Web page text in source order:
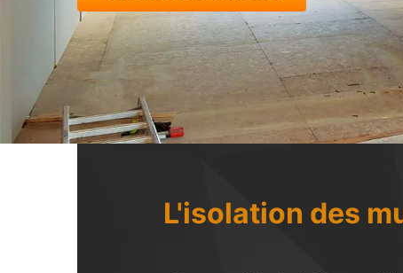
L'isolation des